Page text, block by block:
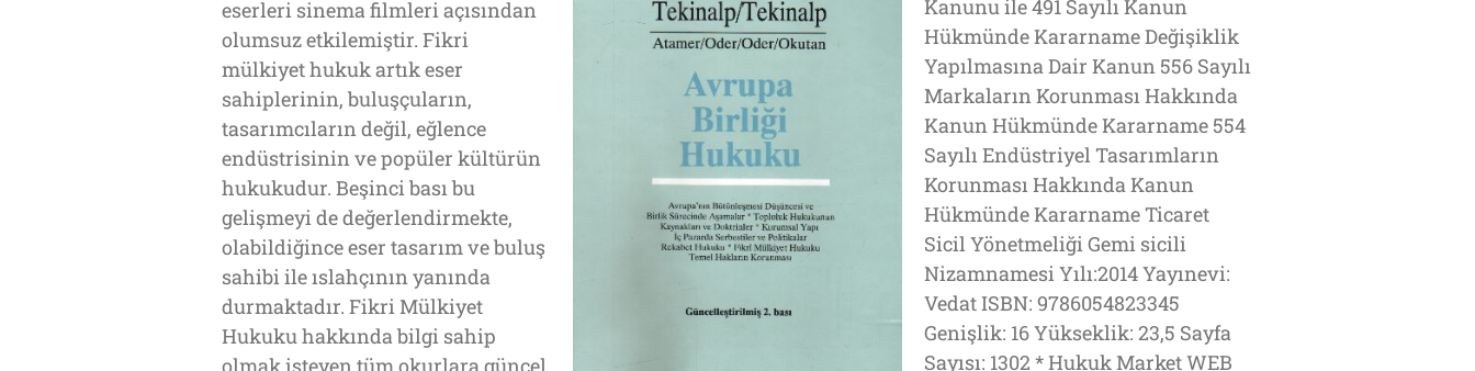
eserleri sinema filmleri açısından
olumsuz etkilemiştir. Fikri
mülkiyet hukuk artık eser
sahiplerinin, buluşçuların,
tasarımcıların değil, eğlence
endüstrisinin ve popüler kültürün
hukukudur. Beşinci bası bu
gelişmeyi de değerlendirmekte,
olabildiğince eser tasarım ve buluş
sahibi ile ıslahçının yanında
durmaktadır. Fikri Mülkiyet
Hukuku hakkında bilgi sahip
olmak isteyen tüm okurlara güncel
Kanunu ile 491 Sayılı Kanun
Hükmünde Kararname Değişiklik
Yapılmasına Dair Kanun 556 Sayılı
Markaların Korunması Hakkında
Kanun Hükmünde Kararname 554
Sayılı Endüstriyel Tasarımların
Korunması Hakkında Kanun
Hükmünde Kararname Ticaret
Sicil Yönetmeliği Gemi sicili
Nizamnamesi Yılı:2014 Yayınevi:
Vedat ISBN: 9786054823345
Genişlik: 16 Yükseklik: 23,5 Sayfa
Sayısı: 1302 * Hukuk Market WEB